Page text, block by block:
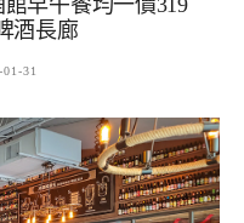
酒長廊
31